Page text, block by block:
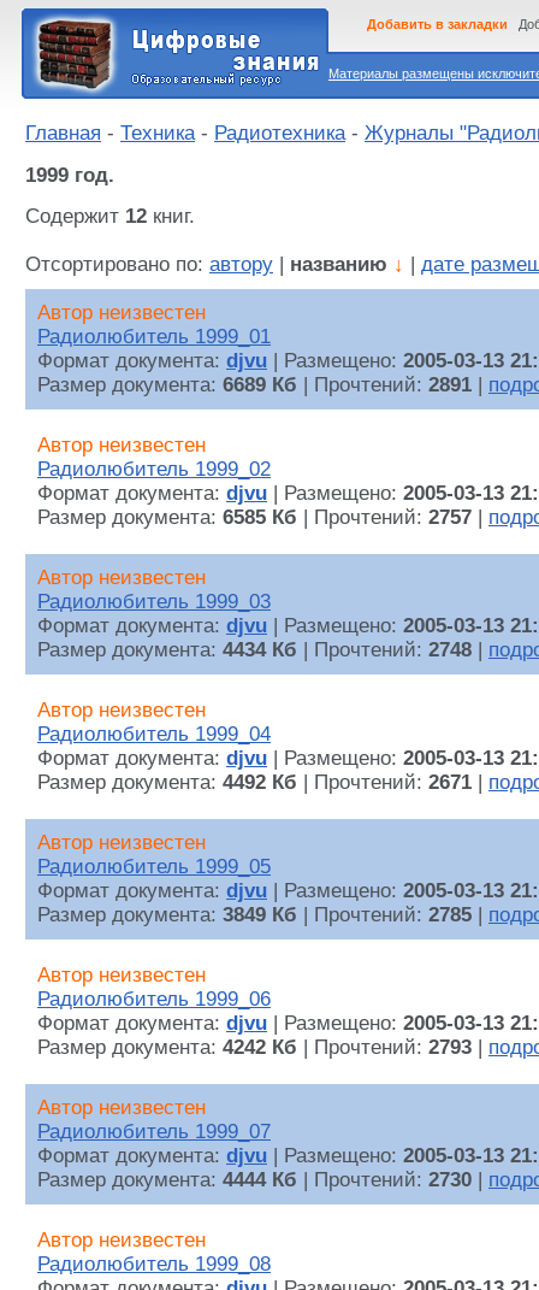
Материалы размещены
Добавить в закладки
Главная - Техника- Радиотехника- Журналы
1999 год.
Содержит 12 книг.
Отсортировано по: автору названию ↓ дате
Автор неизвестен
Радиолюбитель 1999_01
Формат документа: djvu | Размещено: 2005-03-13
Размер документа: 6689 Кб | Прочтений: 2891
Автор неизвестен
Радиолюбитель 1999_02
Формат документа: djvu | Размещено: 2005-03-13
Размер документа: 6585 Кб | Прочтений: 2757
Автор неизвестен
Радиолюбитель 1999_03
Формат документа: djvu | Размещено: 2005-03-13
Размер документа: 4434 Кб | Прочтений: 2748
Автор неизвестен
Радиолюбитель 1999_04
Формат документа: djvu | Размещено: 2005-03-13
Размер документа: 4492 Кб | Прочтений: 2671
Автор неизвестен
Радиолюбитель 1999_05
Формат документа: djvu | Размещено: 2005-03-13
Размер документа: 3849 Кб | Прочтений: 2785
Автор неизвестен
Радиолюбитель 1999_06
Формат документа: djvu | Размещено: 2005-03-13
Размер документа: 4242 Кб | Прочтений: 2793
Автор неизвестен
Радиолюбитель 1999_07
Формат документа: djvu | Размещено: 2005-03-13
Размер документа: 4444 Кб | Прочтений: 2730
Автор неизвестен
Радиолюбитель 1999_08